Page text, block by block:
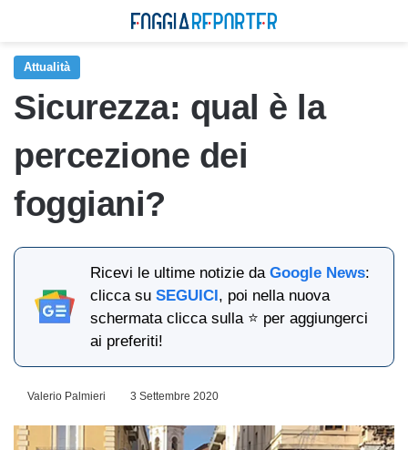
Attualità
Sicurezza: qual è la
percezione dei
foggiani?
Ricevi le ultime notizie daGoogle News:
clicca suSEGUICI, poi nella nuova
schermata clicca sulla ⭐ per aggiungerci
ai preferiti!
Valerio Palmieri 3 Settembre 2020